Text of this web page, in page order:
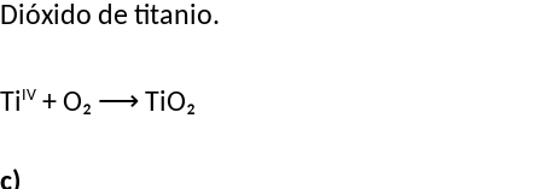
Dióxido de titanio.
Ti IV + O₂ ⟶ TiO₂
c)